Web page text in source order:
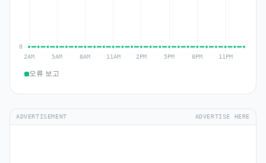
오류 보고
ADVERTISEMENT ADVERTISE HERE